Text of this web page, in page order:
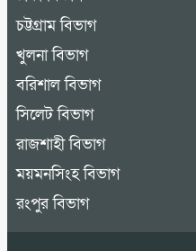
চট্টগ্রাম বিভাগ
খুলনা বিভাগ
বরিশাল বিভাগ
সিলেট বিভাগ
রাজশাহী বিভাগ
ময়মনসিংহ বিভাগ
রংপুর বিভাগ